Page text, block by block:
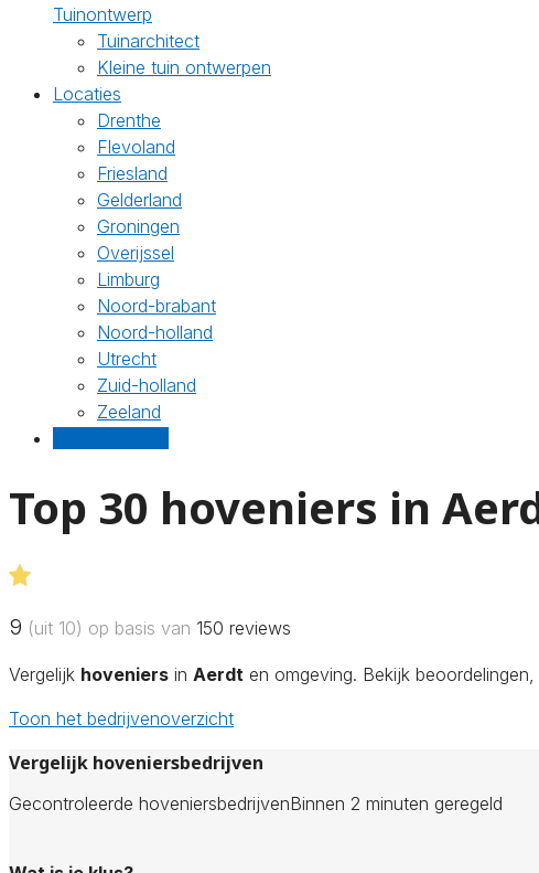
Tuinontwerp
Tuinarchitect
Kleine tuin ontwerpen
Locaties
Drenthe
Flevoland
Friesland
Gelderland
Groningen
Overijssel
Limburg
Noord-brabant
Noord-holland
Utrecht
Zuid-holland
Zeeland
Top 30 hoveniers in
9 (uit 10) op basis van 150 reviews
Vergelijk hoveniers in Aerdt en omgeving. Bekijk
Toon het bedrijvenoverzicht
Vergelijk hoveniersbedrijven
Gecontroleerde hoveniersbedrijvenBinnen 2 minuten geregeld